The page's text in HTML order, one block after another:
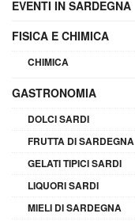
EVENTI IN SARDEGNA
FISICA E CHIMICA
CHIMICA
GASTRONOMIA
DOLCI SARDI
FRUTTA DI SARDEGNA
GELATI TIPICI SARDI
LIQUORI SARDI
MIELI DI SARDEGNA